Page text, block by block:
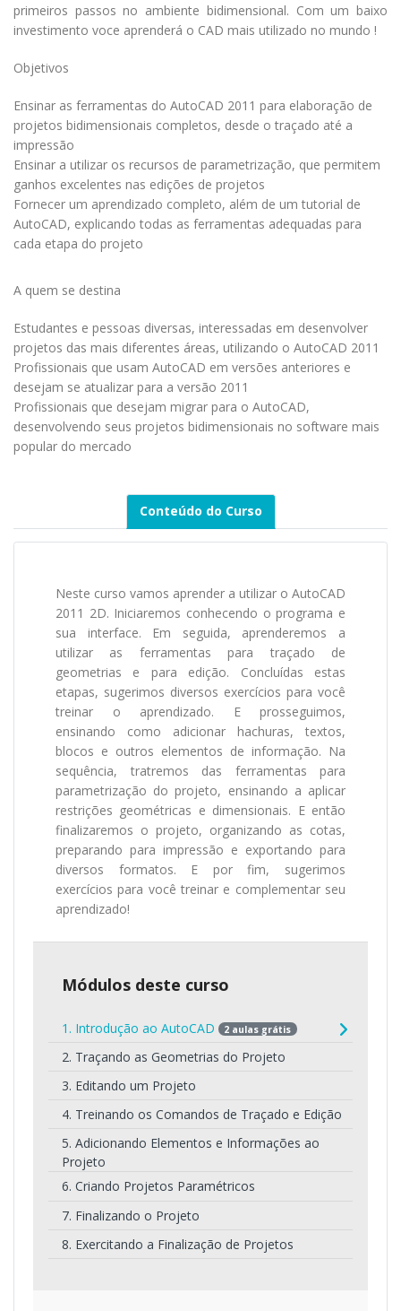
primeiros passos no ambiente bidimensional. Com um baixo
investimento voce aprenderá o CAD mais utilizado no mundo !
Objetivos
Ensinar as ferramentas do AutoCAD 2011 para elaboração de
projetos bidimensionais completos, desde o traçado até a
impressão
Ensinar a utilizar os recursos de parametrização, que permitem
ganhos excelentes nas edições de projetos
Fornecer um aprendizado completo, além de um tutorial de
AutoCAD, explicando todas as ferramentas adequadas para
cada etapa do projeto
A quem se destina
Estudantes e pessoas diversas, interessadas em desenvolver
projetos das mais diferentes áreas, utilizando o AutoCAD 2011
Profissionais que usam AutoCAD em versões anteriores e
desejam se atualizar para a versão 2011
Profissionais que desejam migrar para o AutoCAD,
desenvolvendo seus projetos bidimensionais no software mais
popular do mercado
Conteúdo do Curso
Neste curso vamos aprender a utilizar o AutoCAD
2011 2D. Iniciaremos conhecendo o programa e
sua interface. Em seguida, aprenderemos a
utilizar as ferramentas para traçado de
geometrias e para edição. Concluídas estas
etapas, sugerimos diversos exercícios para você
treinar o aprendizado. E prosseguimos,
ensinando como adicionar hachuras, textos,
blocos e outros elementos de informação. Na
sequência, tratremos das ferramentas para
parametrização do projeto, ensinando a aplicar
restrições geométricas e dimensionais. E então
finalizaremos o projeto, organizando as cotas,
preparando para impressão e exportando para
diversos formatos. E por fim, sugerimos
exercícios para você treinar e complementar seu
aprendizado!
Módulos deste curso
1. Introdução ao AutoCAD 2 aulas grátis
2. Traçando as Geometrias do Projeto
3. Editando um Projeto
4. Treinando os Comandos de Traçado e Edição
5. Adicionando Elementos e Informações ao
Projeto
6. Criando Projetos Paramétricos
7. Finalizando o Projeto
8. Exercitando a Finalização de Projetos